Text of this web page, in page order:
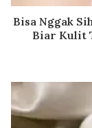
Bisa Nggak
Biar Kulit